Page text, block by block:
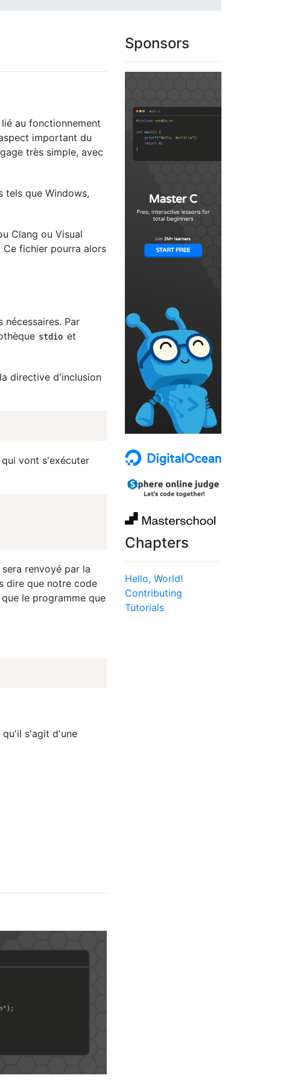
au fonctionnement
important du
très simple, avec
tels que Windows,
Clang ou Visual
fichier pourra alors
Par
stdio et
directive d'inclusion
vont s'exécuter
renvoyé par la
dire que notre code
le programme que
qu'il s'agit d'une
Sponsors
Chapters
Hello, World!
Contributing
Tutorials